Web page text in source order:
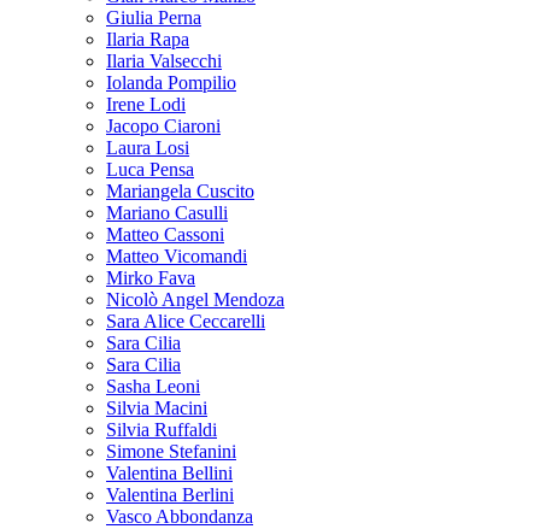
Giulia Perna
Ilaria Rapa
Ilaria Valsecchi
Iolanda Pompilio
Irene Lodi
Jacopo Ciaroni
Laura Losi
Luca Pensa
Mariangela Cuscito
Mariano Casulli
Matteo Cassoni
Matteo Vicomandi
Mirko Fava
Nicolò Angel Mendoza
Sara Alice Ceccarelli
Sara Cilia
Sara Cilia
Sasha Leoni
Silvia Macini
Silvia Ruffaldi
Simone Stefanini
Valentina Bellini
Valentina Berlini
Vasco Abbondanza